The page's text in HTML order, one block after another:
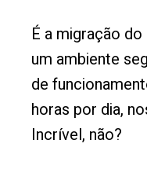
É a migração
um ambiente
de
horas por dia,
Incrível, não?